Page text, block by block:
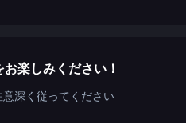
楽しみください！
深く従ってください